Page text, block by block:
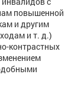
повышенной
и другим
и т. д.)
контрастных